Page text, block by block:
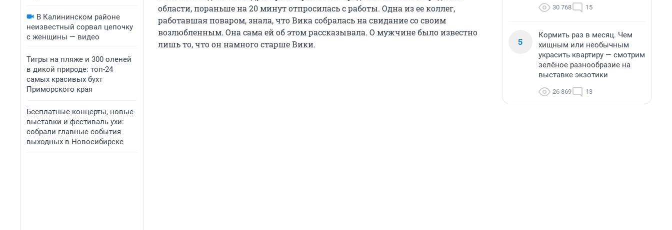
В Калининском районе
неизвестный сорвал цепочку
с женщины — видео
Тигры на пляже и 300 оленей
в дикой природе: топ-24
самых красивых бухт
Приморского края
Бесплатные концерты, новые
выставки и фестиваль ухи:
собрали главные события
выходных в Новосибирске
области, пораньше на 20 минут отпросилась с работы. Одна из ее коллег,
работавшая поваром, знала, что Вика собралась на свидание со своим
возлюбленным. Она сама ей об этом рассказывала. О мужчине было известно
лишь то, что он намного старше Вики.
30 768 15
5
Кормить раз в месяц. Чем
хищным или необычным
украсить квартиру — смотрим
зелёное разнообразие на
выставке экзотики
26 869 13